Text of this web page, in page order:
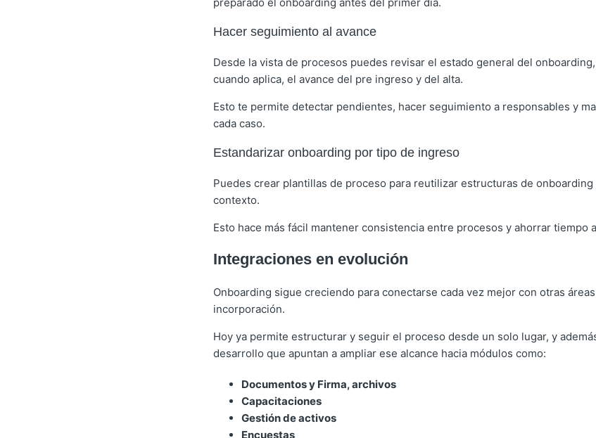
Hacer seguimiento al avance
Desde la vista de procesos puedes revisar el estado general del
cuando aplica, el avance del pre ingreso y del alta.
Esto te permite detectar pendientes, hacer seguimiento a responsables y
cada caso.
Estandarizar onboarding por tipo de ingreso
Puedes crear plantillas de proceso para reutilizar estructuras de onboarding
contexto.
Esto hace más fácil mantener consistencia entre procesos y ahorrar tiempo
Integraciones en evolución
Onboarding sigue creciendo para conectarse cada vez mejor con otras
incorporación.
Hoy ya permite estructurar y seguir el proceso desde un solo lugar, y
desarrollo que apuntan a ampliar ese alcance hacia módulos como:
Documentos y Firma, archivos
Capacitaciones
Gestión de activos
Encuestas